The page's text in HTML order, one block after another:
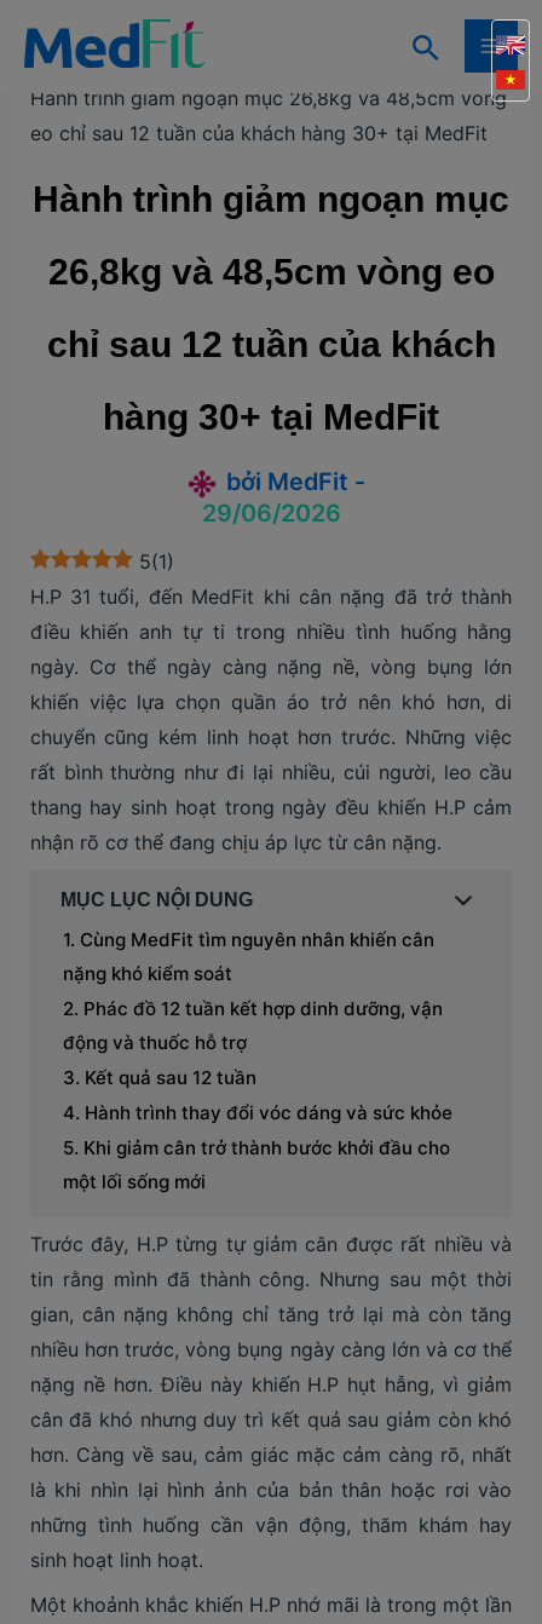
Tìm
kiếm
Trang chủ
Câu chuyện khách hàng
Hành trình giảm ngoạn mục 26,8kg và 48,5cm vòng
eo chỉ sau 12 tuần của khách hàng 30+ tại MedFit
Hành trình giảm ngoạn mục
26,8kg và 48,5cm vòng eo
chỉ sau 12 tuần của khách
hàng 30+ tại MedFit
bởi MedFit -
29/06/2026
5(1)
H.P 31 tuổi, đến MedFit khi cân nặng đã trở thành
điều khiến anh tự ti trong nhiều tình huống hằng
ngày. Cơ thể ngày càng nặng nề, vòng bụng lớn
khiến việc lựa chọn quần áo trở nên khó hơn, di
chuyển cũng kém linh hoạt hơn trước. Những việc
rất bình thường như đi lại nhiều, cúi người, leo cầu
thang hay sinh hoạt trong ngày đều khiến H.P cảm
nhận rõ cơ thể đang chịu áp lực từ cân nặng.
MỤC LỤC NỘI DUNG
Cùng MedFit tìm nguyên nhân khiến cân
nặng khó kiểm soát
Phác đồ 12 tuần kết hợp dinh dưỡng, vận
động và thuốc hỗ trợ
Kết quả sau 12 tuần
Hành trình thay đổi vóc dáng và sức khỏe
Khi giảm cân trở thành bước khởi đầu cho
một lối sống mới
Trước đây, H.P từng tự giảm cân được rất nhiều và
tin rằng mình đã thành công. Nhưng sau một thời
gian, cân nặng không chỉ tăng trở lại mà còn tăng
nhiều hơn trước, vòng bụng ngày càng lớn và cơ thể
nặng nề hơn. Điều này khiến H.P hụt hẫng, vì giảm
cân đã khó nhưng duy trì kết quả sau giảm còn khó
hơn. Càng về sau, cảm giác mặc cảm càng rõ, nhất
là khi nhìn lại hình ảnh của bản thân hoặc rơi vào
những tình huống cần vận động, thăm khám hay
sinh hoạt linh hoạt.
Một khoảnh khắc khiến H.P nhớ mãi là trong một lần